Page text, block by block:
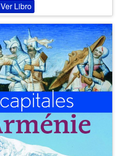
Ver Libro